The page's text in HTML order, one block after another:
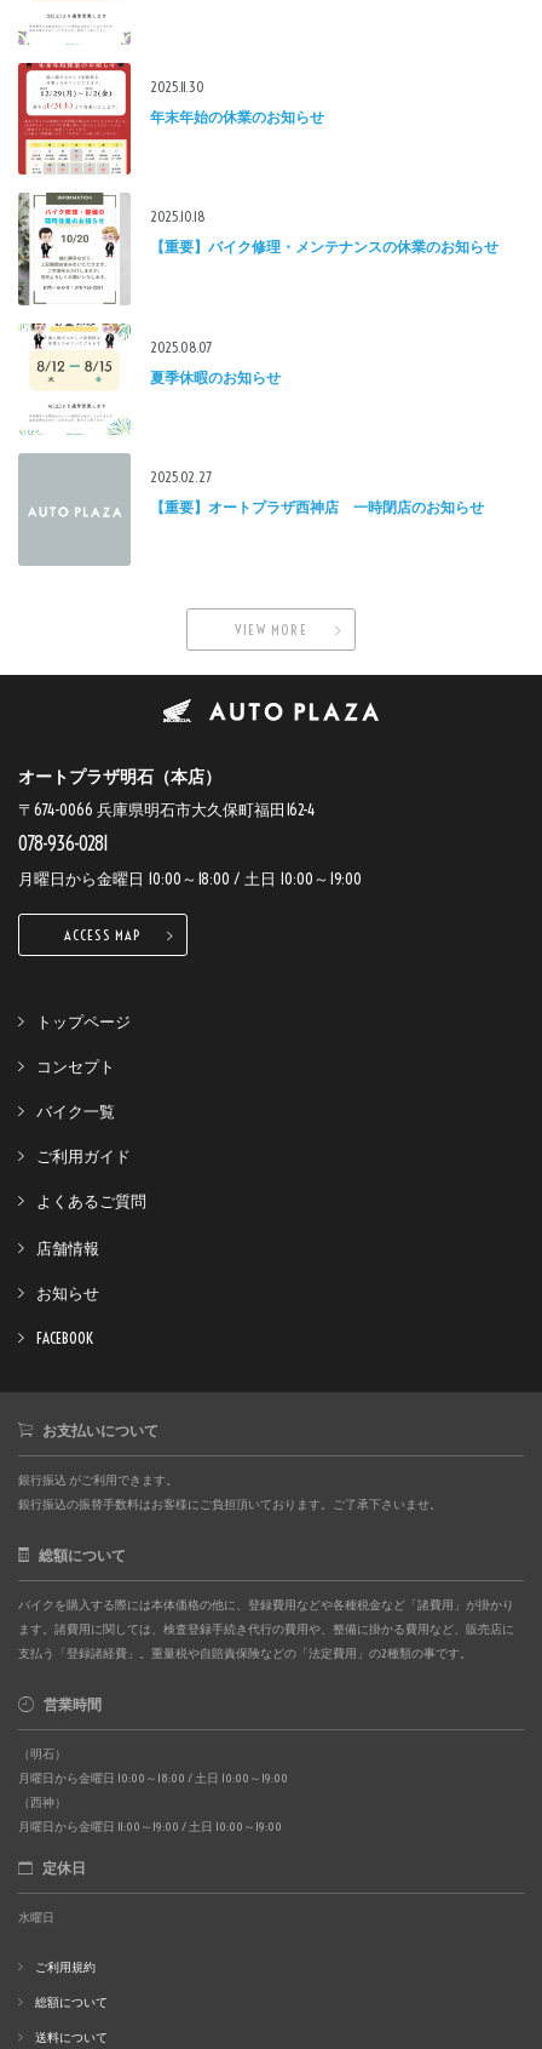
2025.11.30
年末年始の休業のお知らせ
2025.10.18
【重要】バイク修理・メンテナンスの休業のお知らせ
2025.08.07
夏季休暇のお知らせ
2025.02.27
【重要】オートプラザ西神店 一時閉店のお知らせ
VIEW MORE
オートプラザ明石（本店）
〒674-0066 兵庫県明石市大久保町福田162-4
078-936-0281
月曜日から金曜日 10:00～18:00 / 土日 10:00～19:00
ACCESS MAP
トップページ
コンセプト
バイク一覧
ご利用ガイド
よくあるご質問
店舗情報
お知らせ
FACEBOOK
お支払いについて
銀行振込 がご利用できます。
銀行振込の振替手数料はお客様にご負担頂いております。ご了承下さいませ。
総額について
バイクを購入する際には本体価格の他に、登録費用などや各種税金など「諸費用」が掛かり
ます。諸費用に関しては、検査登録手続き代行の費用や、整備に掛かる費用など、販売店に
支払う「登録諸経費」。重量税や自賠責保険などの「法定費用」の2種類の事です。
営業時間
（明石）
月曜日から金曜日 10:00～18:00 / 土日 10:00～19:00
（西神）
月曜日から金曜日 11:00～19:00 / 土日 10:00～19:00
定休日
水曜日
ご利用規約
総額について
送料について